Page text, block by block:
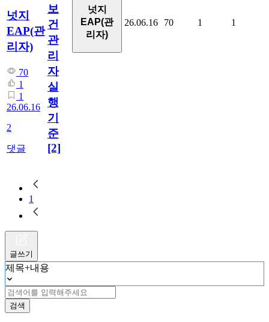
넛지
EAP(관
리자)
70
1
1
26.06.16
2
댓글
보
건
관
리
자
실
행
기
준
[2]
넛지
EAP(관
리자)
26.06.16 70 1 1
1
글쓰기
제목+내용
검색